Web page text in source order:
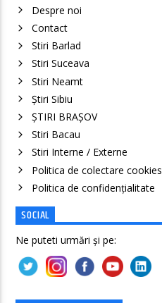
Despre noi
Contact
Stiri Barlad
Stiri Suceava
Stiri Neamt
Știri Sibiu
ȘTIRI BRAȘOV
Stiri Bacau
Stiri Interne / Externe
Politica de colectare cookies
Politica de confidenţialitate
SOCIAL
Ne puteti urmări și pe: